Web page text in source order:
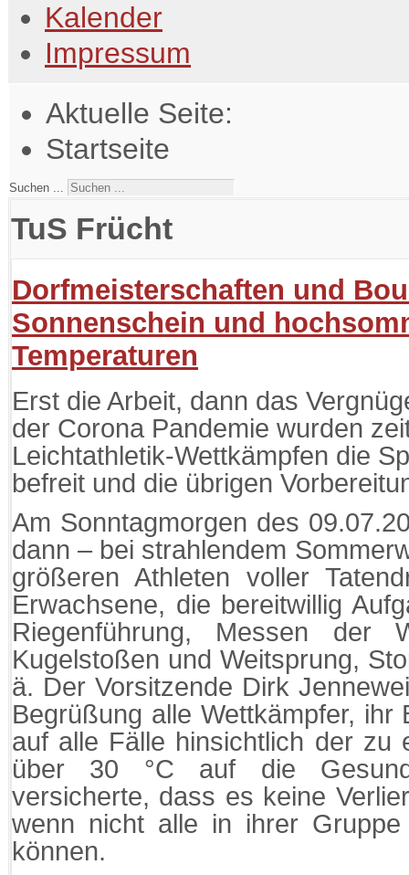
Kalender
Impressum
Aktuelle Seite:
Startseite
Suchen ...
TuS Frücht
Dorfmeisterschaften und
Sonnenschein und
Temperaturen
Erst die Arbeit, dann das
der Corona Pandemie wurden
Leichtathletik-Wettkämpfen die
befreit und die übrigen
Am Sonntagmorgen des
dann – bei strahlendem
größeren Athleten voller
Erwachsene, die bereitwillig
Riegenführung, Messen der
Kugelstoßen und Weitsprung,
ä. Der Vorsitzende Dirk
Begrüßung alle Wettkämpfer, ihr
auf alle Fälle hinsichtlich der zu
über 30 °C auf die
versicherte, dass es keine
wenn nicht alle in ihrer
können.